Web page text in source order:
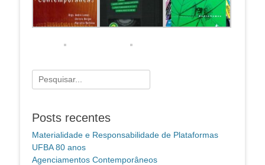
Pesquisar
por:
Posts recentes
Materialidade e Responsabilidade de Plataformas
UFBA 80 anos
Agenciamentos Contemporâneos